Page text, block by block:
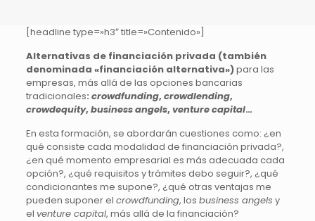
[headline type=»h3″ title=»Contenido»]
Alternativas de financiación privada (también
denominada «financiación alternativa»)para las
empresas, más allá de las opciones bancarias
tradicionales: crowdfunding, crowdlending,
crowdequity, business angels, venture capital…
En esta formación, se abordarán cuestiones como: ¿en
qué consiste cada modalidad de financiación privada?,
¿en qué momento empresarial es más adecuada cada
opción?, ¿qué requisitos y trámites debo seguir?, ¿qué
condicionantes me supone?, ¿qué otras ventajas me
pueden suponer el crowdfunding, los business angels y
el venture capital, más allá de la financiación?